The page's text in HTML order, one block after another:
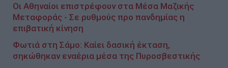
Οι Αθηναίοι επιστρέφουν στα Μέσα Μαζικής
Μεταφοράς - Σε ρυθμούς προ πανδημίας η
επιβατική κίνηση
Φωτιά στη Σάμο: Καίει δασική έκταση,
σηκώθηκαν εναέρια μέσα της Πυροσβεστικής